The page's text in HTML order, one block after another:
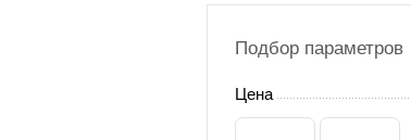
Подбор параметров
Цена